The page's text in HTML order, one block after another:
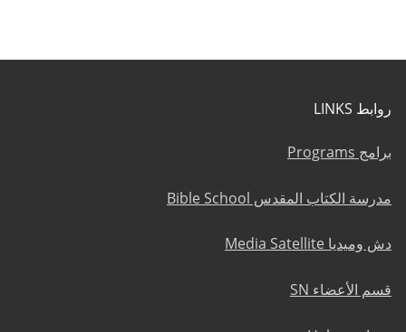
روابط LINKS
برامج Programs
مدرسة الكتاب المقدس Bible School
دش وميديا Media Satellite
قسم الأعضاء SN